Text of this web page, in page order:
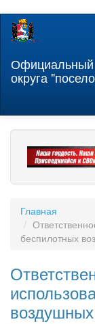
Перейти
содержанию
Официальный
округа
Главная
беспилотных